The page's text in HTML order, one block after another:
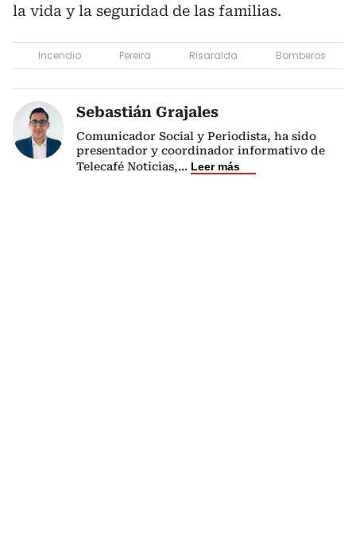
la vida y la seguridad de las familias.
Incendio Pereira Risaralda Bomberos
Sebastián Grajales
Comunicador Social y Periodista, ha sido
presentador y coordinador informativo de
Telecafé Noticias,... Leer más